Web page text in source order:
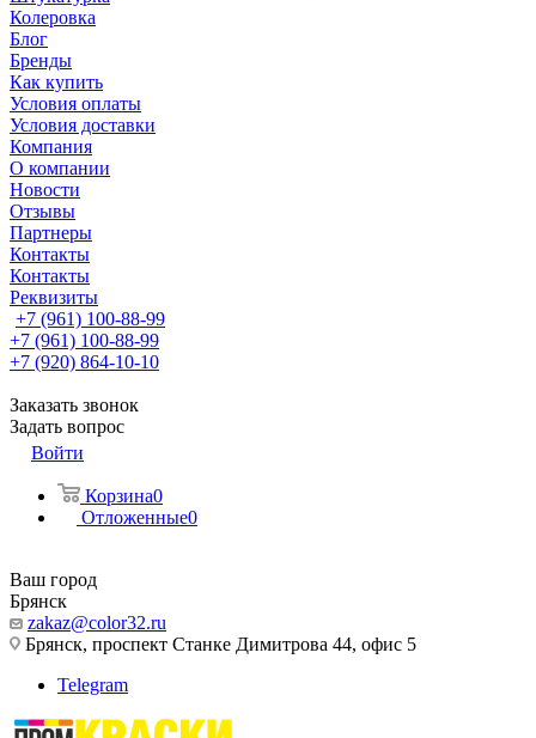
Колеровка
Блог
Бренды
Как купить
Условия оплаты
Условия доставки
Компания
О компании
Новости
Отзывы
Партнеры
Контакты
Контакты
Реквизиты
+7 (961) 100-88-99
+7 (961) 100-88-99
+7 (920) 864-10-10
Заказать звонок
Задать вопрос
Войти
Корзина0
Отложенные0
Ваш город
Брянск
zakaz@color32.ru
Брянск, проспект Станке Димитрова 44, офис 5
Telegram